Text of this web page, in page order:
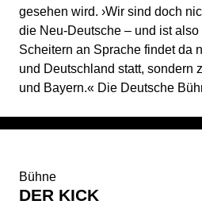
gesehen wird. ›Wir sind doch
die Neu-Deutsche – und ist also
Scheitern an Sprache findet da
und Deutschland statt, sondern
und Bayern.« Die Deutsche
Bühne
DER KICK